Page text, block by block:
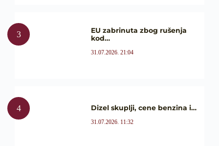
EU zabrinuta zbog rušenja
kod…
31.07.2026. 21:04
Dizel skuplji, cene benzina i…
31.07.2026. 11:32